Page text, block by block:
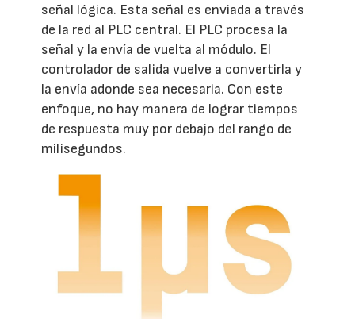
señal lógica. Esta señal es enviada a través
de la red al PLC central. El PLC procesa la
señal y la envía de vuelta al módulo. El
controlador de salida vuelve a convertirla y
la envía adonde sea necesaria. Con este
enfoque, no hay manera de lograr tiempos
de respuesta muy por debajo del rango de
milisegundos.